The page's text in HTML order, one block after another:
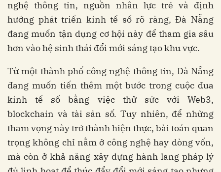
nghệ thông tin, nguồn nhân lực trẻ và định
hướng phát triển kinh tế số rõ ràng, Đà Nẵng
đang muốn tận dụng cơ hội này để tham gia sâu
hơn vào hệ sinh thái đổi mới sáng tạo khu vực.
Từ một thành phố công nghệ thông tin, Đà Nẵng
đang muốn tiến thêm một bước trong cuộc đua
kinh tế số bằng việc thử sức với Web3,
blockchain và tài sản số. Tuy nhiên, để những
tham vọng này trở thành hiện thực, bài toán quan
trọng không chỉ nằm ở công nghệ hay dòng vốn,
mà còn ở khả năng xây dựng hành lang pháp lý